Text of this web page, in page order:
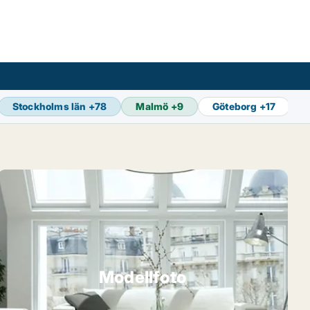
Stockholms län +78 Malmö +9 Göteborg +17
Modellfoto